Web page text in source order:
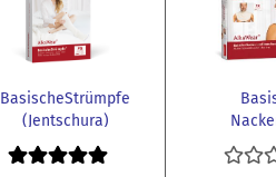
BasischeStrümpfe
(Jentschura)